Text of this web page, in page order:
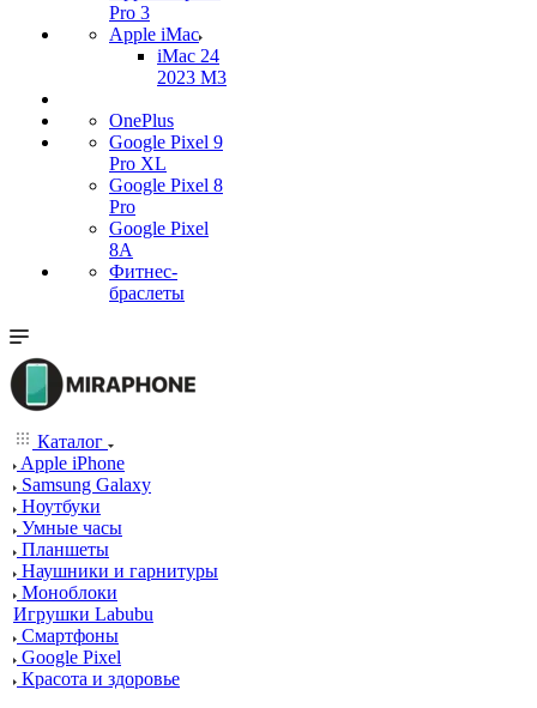
Pro 3
Apple iMac
iMac 24
2023 M3
OnePlus
Google Pixel 9
Pro XL
Google Pixel 8
Pro
Google Pixel
8A
Фитнес-
браслеты
Каталог
Apple iPhone
Samsung Galaxy
Ноутбуки
Умные часы
Планшеты
Наушники и гарнитуры
Моноблоки
Игрушки Labubu
Смартфоны
Google Pixel
Красота и здоровье